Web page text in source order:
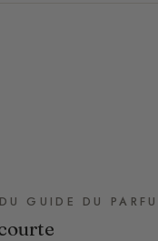
GUIDE DU